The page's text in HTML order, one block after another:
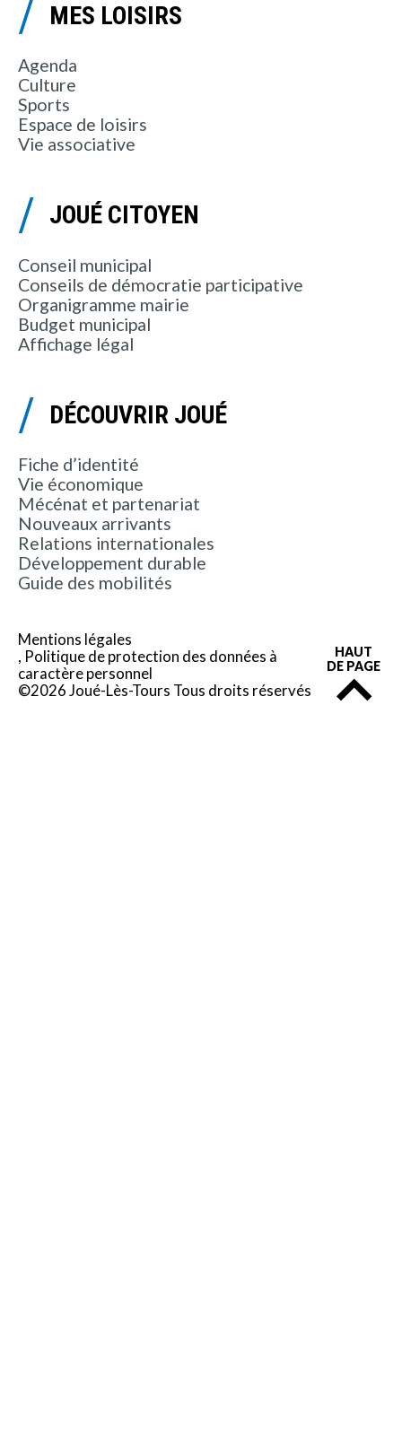
MES LOISIRS
Agenda
Culture
Sports
Espace de loisirs
Vie associative
JOUÉ CITOYEN
Conseil municipal
Conseils de démocratie participative
Organigramme mairie
Budget municipal
Affichage légal
DÉCOUVRIR JOUÉ
Fiche d’identité
Vie économique
Mécénat et partenariat
Nouveaux arrivants
Relations internationales
Développement durable
Guide des mobilités
Mentions légales
Politique de protection des données à
caractère personnel
©2026 Joué-Lès-Tours Tous droits réservés
HAUT
DE PAGE